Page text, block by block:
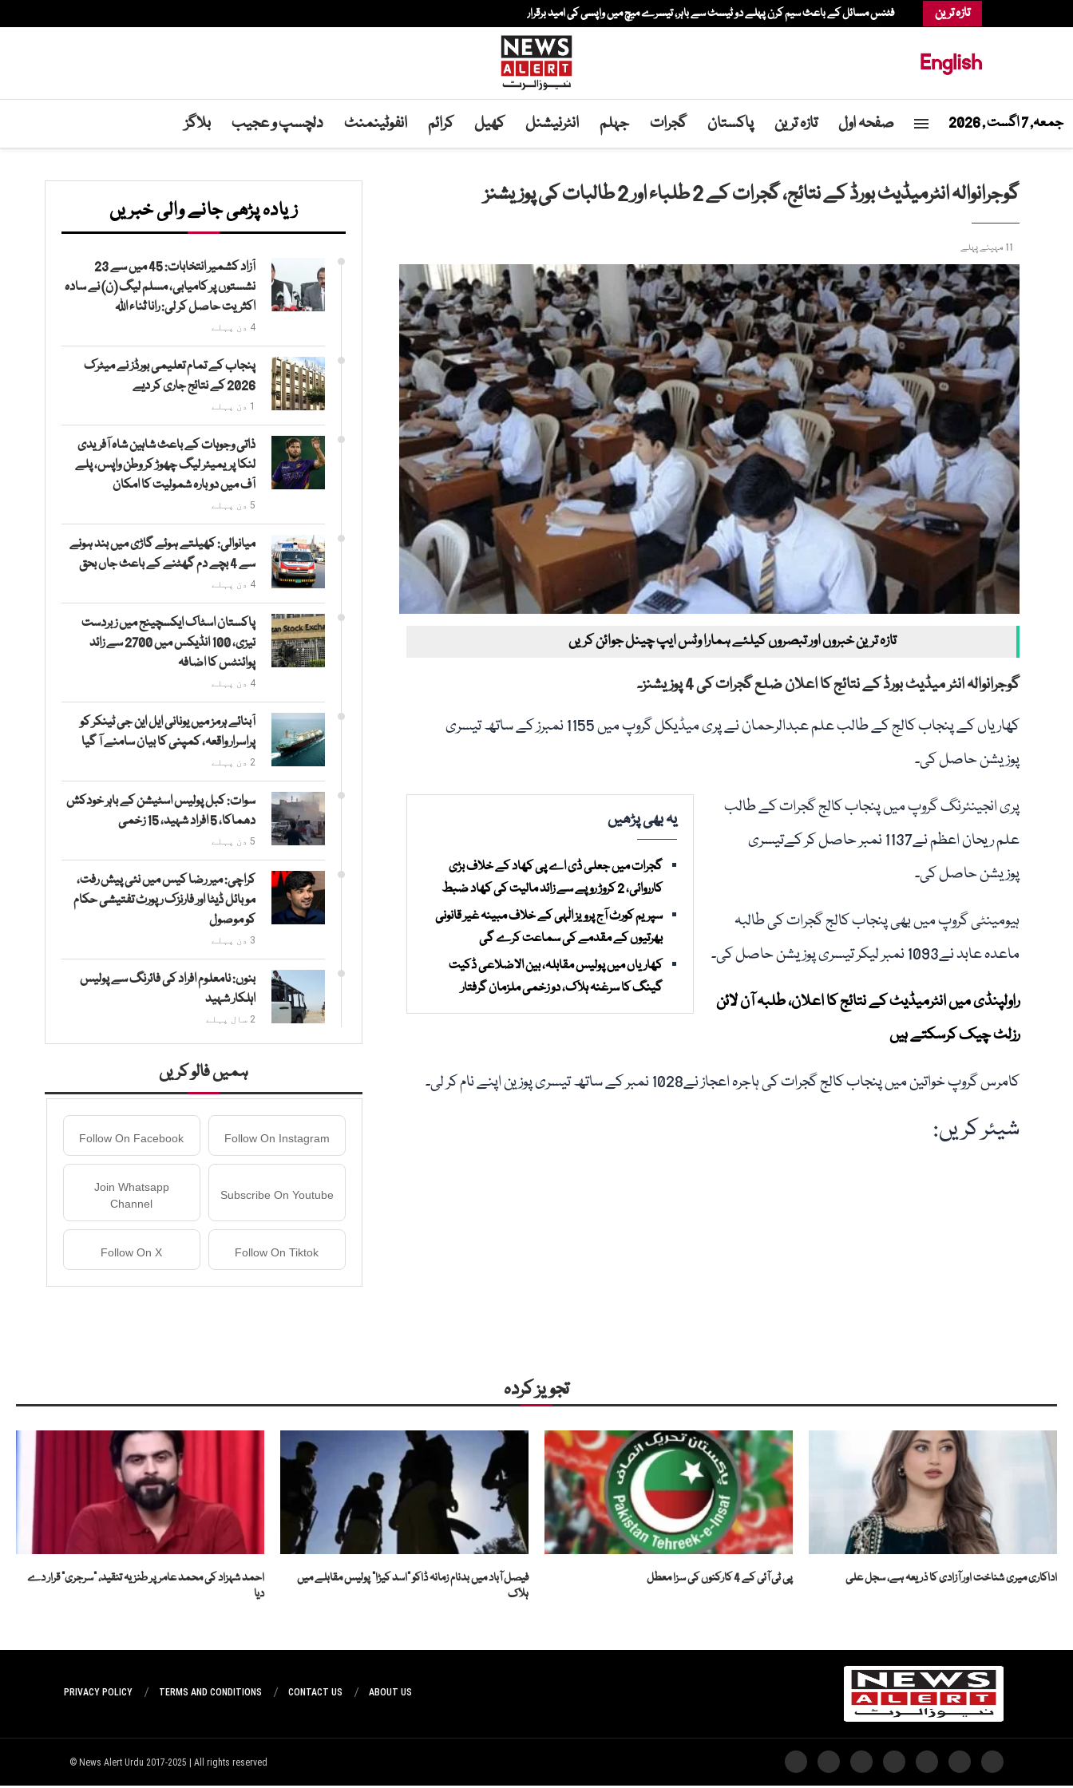
تازہ ترین فٹنس مسائل کے باعث سیم کرن پہلے دو ٹیسٹ سے باہر، تیسرے میچ میں واپسی کی امید برقرار
English
جمعہ, 7 اگست , 2026 صفحہ اول تازہ ترین پاکستان گجرات جہلم انٹرنیشنل کھیل کرائم انفوٹینمنٹ دلچسپ و عجیب بلاگز
گوجرانوالہ انٹرمیڈیٹ بورڈ کے نتائج، گجرات کے 2 طلباء اور 2 طالبات کی پوزیشنز
11 مہینے پہلے
تازہ ترین خبروں اور تبصروں کیلئے ہمارا وٹس ایپ چینل جوائن کریں
گوجرانوالہ انٹر میڈیٹ بورڈ کے نتائج کا اعلان ضلع گجرات کی 4 پوزیشنز۔
کھاریاں کے پنجاب کالج کے طالب علم عبدالرحمان نے پری میڈیکل گروپ میں 1155 نمبرز کے ساتھ تیسری
پوزیشن حاصل کی۔
یہ بھی پڑھیں
گجرات میں جعلی ڈی اے پی کھاد کے خلاف بڑی
کارروائی، 2 کروڑ روپے سے زائد مالیت کی کھاد ضبط
سپریم کورٹ آج پرویز الٰہی کے خلاف مبینہ غیر قانونی
بھرتیوں کے مقدمے کی سماعت کرے گی
کھاریاں میں پولیس مقابلہ، بین الاضلاعی ڈکیت
گینگ کا سرغنہ ہلاک، دو زخمی ملزمان گرفتار
پری انجینئرنگ گروپ میں پنجاب کالج گجرات کے طالب
علم ریحان اعظم نے1137 نمبر حاصل کر کےتیسری
پوزیشن حاصل کی۔
ہیومینٹی گروپ میں بھی پنجاب کالج گجرات کی طالبہ
ماعدہ عابد نے1093 نمبر لیکر تیسری پوزیشن حاصل کی۔
راولپنڈی میں انٹرمیڈیٹ کے نتائج کا اعلان، طلبہ آن لائن
رزلٹ چیک کرسکتے ہیں
کامرس گروپ خواتین میں پنجاب کالج گجرات کی ہاجرہ اعجاز نے1028 نمبر کے ساتھ تیسری پوزین اپنے نام کر لی۔
شیئر کریں:
زیادہ پڑھی جانے والی خبریں
آزاد کشمیر انتخابات: 45 میں سے 23
نشستوں پر کامیابی، مسلم لیگ (ن) نے سادہ
اکثریت حاصل کر لی: رانا ثناء اللہ
4 دن پہلے
پنجاب کے تمام تعلیمی بورڈز نے میٹرک
2026 کے نتائج جاری کر دیے
1 دن پہلے
ذاتی وجوہات کے باعث شاہین شاہ آفریدی
لنکا پریمیئر لیگ چھوڑ کر وطن واپس، پلے
آف میں دوبارہ شمولیت کا امکان
5 دن پہلے
میانوالی: کھیلتے ہوئے گاڑی میں بند ہونے
سے 4 بچے دم گھٹنے کے باعث جاں بحق
4 دن پہلے
پاکستان اسٹاک ایکسچینج میں زبردست
تیزی، 100 انڈیکس میں 2700 سے زائد
پوائنٹس کا اضافہ
4 دن پہلے
آبنائے ہرمز میں یونانی ایل این جی ٹینکر کو
پراسرار واقعہ، کمپنی کا بیان سامنے آ گیا
2 دن پہلے
سوات: کبل پولیس اسٹیشن کے باہر خودکش
دھماکا، 5 افراد شہید، 15 زخمی
5 دن پہلے
کراچی: میر رضا کیس میں نئی پیش رفت،
موبائل ڈیٹا اور فارنزک رپورٹ تفتیشی حکام
کو موصول
3 دن پہلے
بنوں: نامعلوم افراد کی فائرنگ سے پولیس
اہلکار شہید
2 سال پہلے
ہمیں فالو کریں
Follow On Instagram
Follow On Facebook
Subscribe On Youtube
Join Whatsapp
Channel
Follow On Tiktok
Follow On X
تجویز کردہ
اداکاری میری شناخت اور آزادی کا ذریعہ ہے، سجل علی پی ٹی آئی کے 4 کارکنوں کی سزا معطل
فیصل آباد میں بدنام زمانہ ڈاکو "اسد کیڑا” پولیس مقابلے میں
ہلاک
احمد شہزاد کی محمد عامر پر طنزیہ تنقید، "سرجری” قرار دے
دیا
ABOUT US
CONTACT US
TERMS AND CONDITIONS
PRIVACY POLICY
News Alert Urdu 2017-2025 | All rights reserved ©